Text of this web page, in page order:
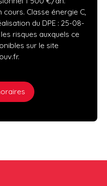
Classe énergie C,
du DPE : 25-08-
risques auxquels ce
sur le site